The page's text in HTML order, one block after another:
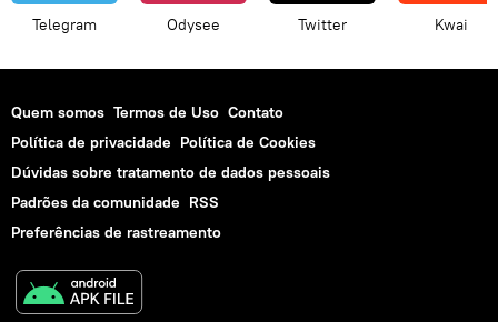
Telegram Odysee Twitter Kwai
Quem somos Termos de Uso Contato
Política de privacidade Política de Cookies
Dúvidas sobre tratamento de dados pessoais
Padrões da comunidade RSS
Preferências de rastreamento